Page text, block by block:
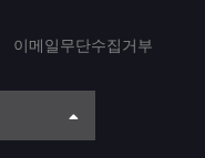
이메일무단수집거부